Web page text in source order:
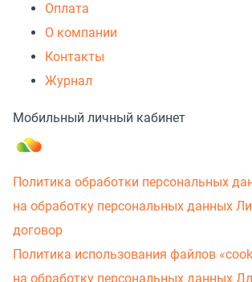
Оплата
О компании
Контакты
Журнал
Мобильный личный кабинет
Политика обработки персональных
на обработку персональных данных
договор
Политика использования файлов
на обработку персональных данных